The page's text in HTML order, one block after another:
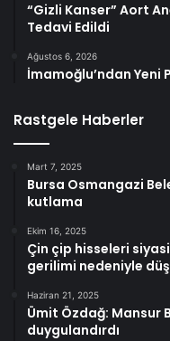
“Gizli Kanser” Aort
Tedavi Edildi
Ağustos 6, 2026
İmamoğlu’ndan Yeni
Rastgele Haberler
Mart 7, 2025
Bursa Osmangazi
kutlama
Ekim 16, 2025
Çin çip hisseleri
gerilimi nedeniyle
Haziran 21, 2025
Ümit Özdağ: Mansur
duygulandırdı